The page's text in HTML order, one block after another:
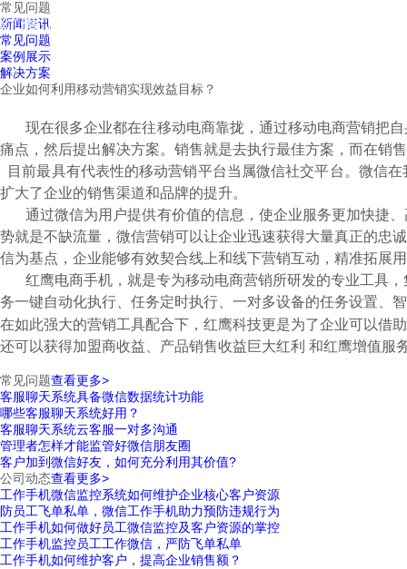
红鹰工作手机
常见问题
新闻资讯
常见问题
案例展示
解决方案
企业如何利用移动营销实现效益目标？
现在很多企业都在往移动电商靠拢，通过移动电商营销把
痛点，然后提出解决方案。销售就是去执行最佳方案，而在销
目前最具有代表性的移动营销平台当属微信社交平台。微信
扩大了企业的销售渠道和品牌的提升。
通过微信为用户提供有价值的信息，使企业服务更加快捷
势就是不缺流量，微信营销可以让企业迅速获得大量真正的忠
信为基点，企业能够有效契合线上和线下营销互动，精准拓展
红鹰电商手机，就是专为移动电商营销所研发的专业工具
务一键自动化执行、任务定时执行、一对多设备的任务设置、
在如此强大的营销工具配合下，红鹰科技更是为了企业可以借
还可以获得加盟商收益、产品销售收益巨大红利 和红鹰增值
常见问题查看更多>
客服聊天系统具备微信数据统计功能
哪些客服聊天系统好用？
客服聊天系统云客服一对多沟通
管理者怎样才能监管好微信朋友圈
客户加到微信好友，如何充分利用其价值?
公司动态查看更多>
工作手机微信监控系统如何维护企业核心客户资源
防员工飞单私单，微信工作手机助力预防违规行为
工作手机如何做好员工微信监控及客户资源的掌控
工作手机监控员工工作微信，严防飞单私单
工作手机如何维护客户，提高企业销售额？